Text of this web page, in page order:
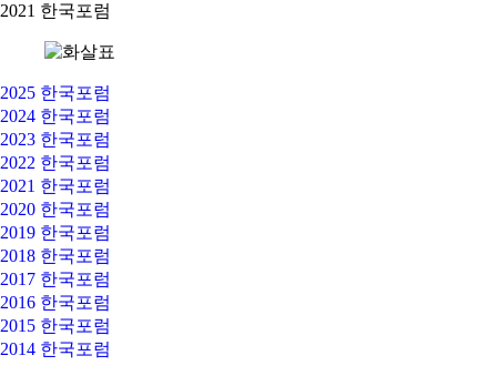
2021 한국포럼
2025 한국포럼
2024 한국포럼
2023 한국포럼
2022 한국포럼
2021 한국포럼
2020 한국포럼
2019 한국포럼
2018 한국포럼
2017 한국포럼
2016 한국포럼
2015 한국포럼
2014 한국포럼